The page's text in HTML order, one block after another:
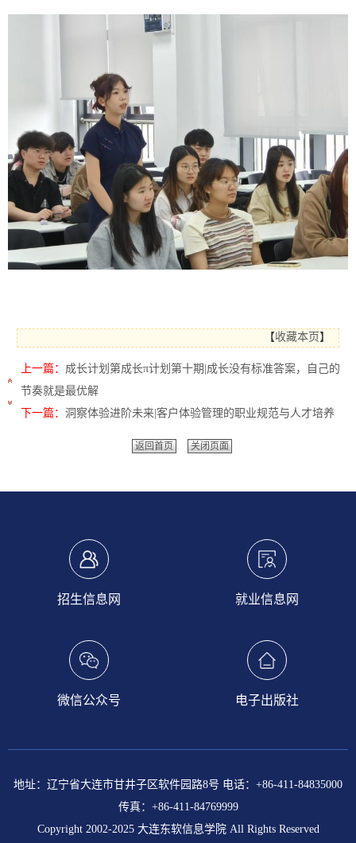
【收藏本页】
上一篇： 成长计划第成长π计划第十期|成长没有标准答案，自己的
节奏就是最优解
下一篇： 洞察体验进阶未来|客户体验管理的职业规范与人才培养
返回首页 关闭页面
招生信息网 就业信息网
微信公众号 电子出版社
地址：辽宁省大连市甘井子区软件园路8号 电话：+86-411-84835000
传真：+86-411-84769999
Copyright 2002-2025 大连东软信息学院 All Rights Reserved